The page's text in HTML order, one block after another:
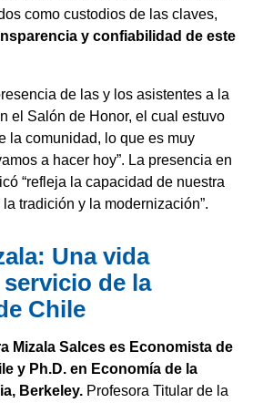
como custodios de las claves,
y confiabilidad de este
de las y los asistentes a la
el Salón de Honor, el cual estuvo
la comunidad, lo que es muy
a hacer hoy”. La presencia en
“refleja la capacidad de nuestra
tradición y la modernización”.
Una vida
de la
Chile
Mizala Salces es Economista de
y Ph.D. en Economía de la
Berkeley. Profesora Titular de la